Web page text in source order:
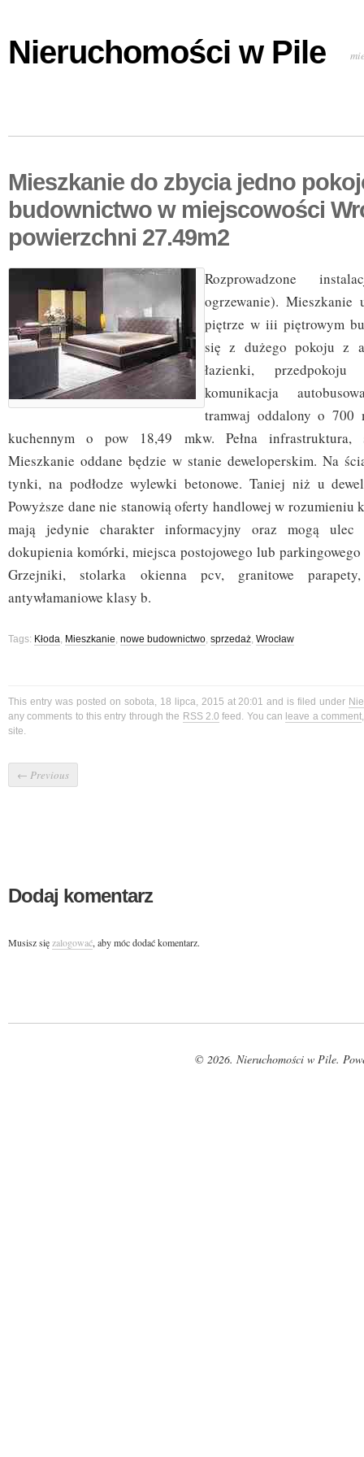
Nieruchomości w Pile
Mieszkanie do zbycia jedno
budownictwo w miejscowości
powierzchni 27.49m2
Rozprowadzone
ogrzewanie).
piętrze w iii piętrowym
się z dużego pokoju z
łazienki,
komunikacja
tramwaj oddalony o 700
kuchennym o pow 18,49 mkw. Pełna infrastruktura,
Mieszkanie oddane będzie w stanie deweloperskim. Na
tynki, na podłodze wylewki betonowe. Taniej niż u
Powyższe dane nie stanowią oferty handlowej w rozumieniu
mają jedynie charakter informacyjny oraz mogą ulec
dokupienia komórki, miejsca postojowego lub parkingowego
Grzejniki, stolarka okienna pcv, granitowe
antywłamaniowe klasy b.
Tags: Kłoda, Mieszkanie, nowe budownictwo, sprzedaż, Wrocław
This entry was posted on sobota, 18 lipca, 2015 at 20:01 and is filed under
any comments to this entry through the RSS 2.0 feed. You can leave a comment
site.
← Previous
Dodaj komentarz
Musisz sięzalogować, aby móc dodać komentarz.
© 2026. Nieruchomości w Pile.